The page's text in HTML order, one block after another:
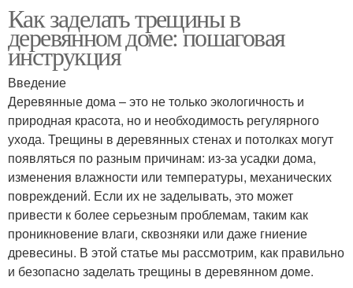
Как заделать трещины в
деревянном доме: пошаговая
инструкция
Введение
Деревянные дома – это не только экологичность и
природная красота, но и необходимость регулярного
ухода. Трещины в деревянных стенах и потолках могут
появляться по разным причинам: из-за усадки дома,
изменения влажности или температуры, механических
повреждений. Если их не заделывать, это может
привести к более серьезным проблемам, таким как
проникновение влаги, сквозняки или даже гниение
древесины. В этой статье мы рассмотрим, как правильно
и безопасно заделать трещины в деревянном доме.